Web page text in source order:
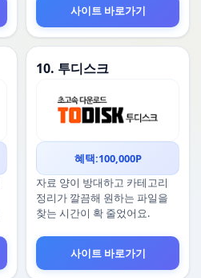
사이트 바로가기
10. 투디스크
혜택:100,000P
자료 양이 방대하고 카테고리
정리가 깔끔해 원하는 파일을
찾는 시간이 확 줄었어요.
사이트 바로가기